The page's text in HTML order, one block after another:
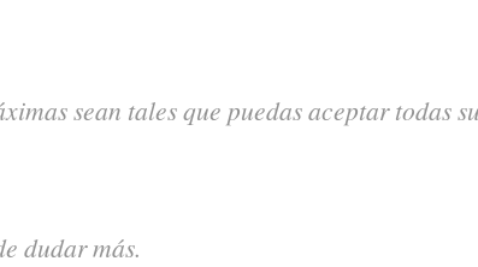
sean tales que puedas aceptar todas
dudar más.